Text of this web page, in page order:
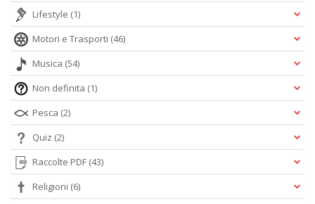
Lifestyle (1)
Motori e Trasporti (46)
Musica (54)
Non definita (1)
Pesca (2)
Quiz (2)
Raccolte PDF (43)
Religioni (6)